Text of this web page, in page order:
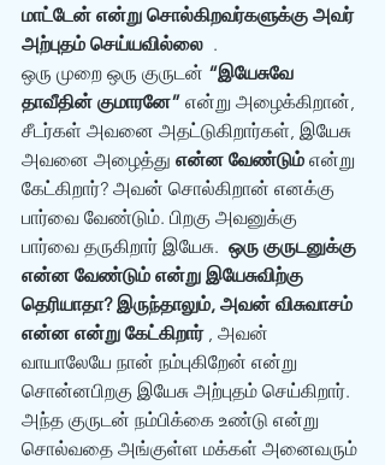
மாட்டேன் என்று சொல்கிறவர்களுக்கு அவர்
அற்புதம் செய்யவில்லை
  .
ஒரு முறை ஒரு குருடன் “இயேசுவே
தாவீதின் குமாரனே” என்று அழைக்கிறான்,
சீடர்கள் அவனை அதட்டுகிறார்கள், இயேசு
அவனை அழைத்து என்ன வேண்டும் என்று
கேட்கிறார்? அவன் சொல்கிறான் எனக்கு
பார்வை வேண்டும். பிறகு அவனுக்கு
பார்வை தருகிறார் இயேசு. ஒரு குருடனுக்கு
என்ன வேண்டும் என்று இயேசுவிற்கு
தெரியாதா? இருந்தாலும், அவன் விசுவாசம்
என்ன என்று கேட்கிறார் , அவன்
வாயாலேயே நான் நம்புகிறேன் என்று
சொன்னபிறகு இயேசு அற்புதம் செய்கிறார்.
அந்த குருடன் நம்பிக்கை உண்டு என்று
சொல்வதை அங்குள்ள மக்கள் அனைவரும்